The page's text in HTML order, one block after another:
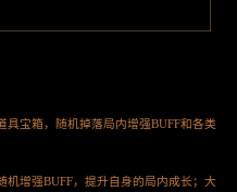
具宝箱，随机掉落局内增强BUFF和各类
机增强BUFF，提升自身的局内成长；大